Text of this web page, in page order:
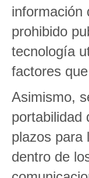
información
prohibido
tecnología
factores
Asimismo,
portabilidad
plazos para
dentro de